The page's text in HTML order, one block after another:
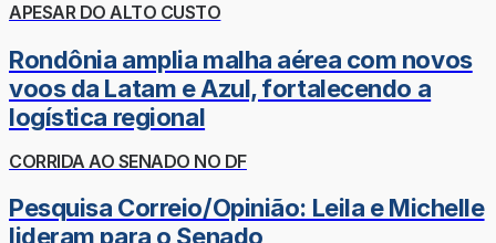
APESAR DO ALTO CUSTO
Rondônia amplia malha aérea com novos
voos da Latam e Azul, fortalecendo a
logística regional
CORRIDA AO SENADO NO DF
Pesquisa Correio/Opinião: Leila e Michelle
lideram para o Senado